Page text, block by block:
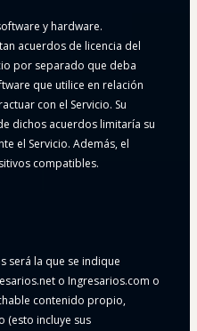
y hardware.
acuerdos de licencia del
por separado que deba
que utilice en relación
con el Servicio. Su
dichos acuerdos limitaría su
el Servicio. Además, el
compatibles.
será la que se indique
o Ingresarios.com o
contenido propio,
(esto incluye sus